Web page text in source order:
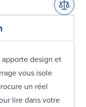
design et
vous isole
un réel
lire dans votre